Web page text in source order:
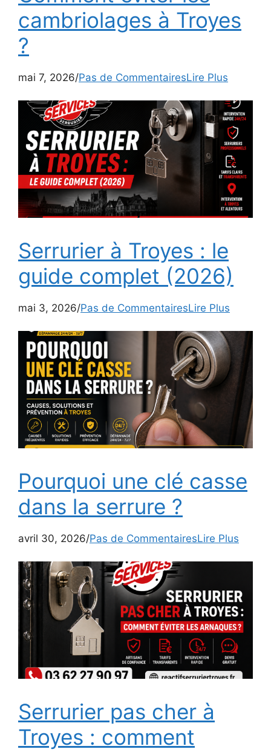
cambriolages à Troyes
?
mai 7, 2026/Pas de CommentairesLire Plus
Serrurier à Troyes : le
guide complet (2026)
mai 3, 2026/Pas de CommentairesLire Plus
Pourquoi une clé casse
dans la serrure ?
avril 30, 2026/Pas de CommentairesLire Plus
Serrurier pas cher à
Troyes : comment